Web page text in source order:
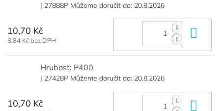
| 27888P Můžeme doručit do: 20.8.2026
10,70 Kč
8,84 Kč bez DPH
Hrubost: P400
| 27428P Můžeme doručit do: 20.8.2026
10,70 Kč